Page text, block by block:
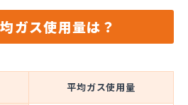
ガス使用量は？
平均ガス使用量